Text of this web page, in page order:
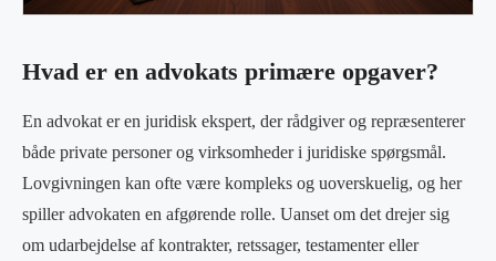
Hvad er en advokats primære opgaver?
En advokat er en juridisk ekspert, der rådgiver og repræsenterer
både private personer og virksomheder i juridiske spørgsmål.
Lovgivningen kan ofte være kompleks og uoverskuelig, og her
spiller advokaten en afgørende rolle. Uanset om det drejer sig
om udarbejdelse af kontrakter, retssager, testamenter eller